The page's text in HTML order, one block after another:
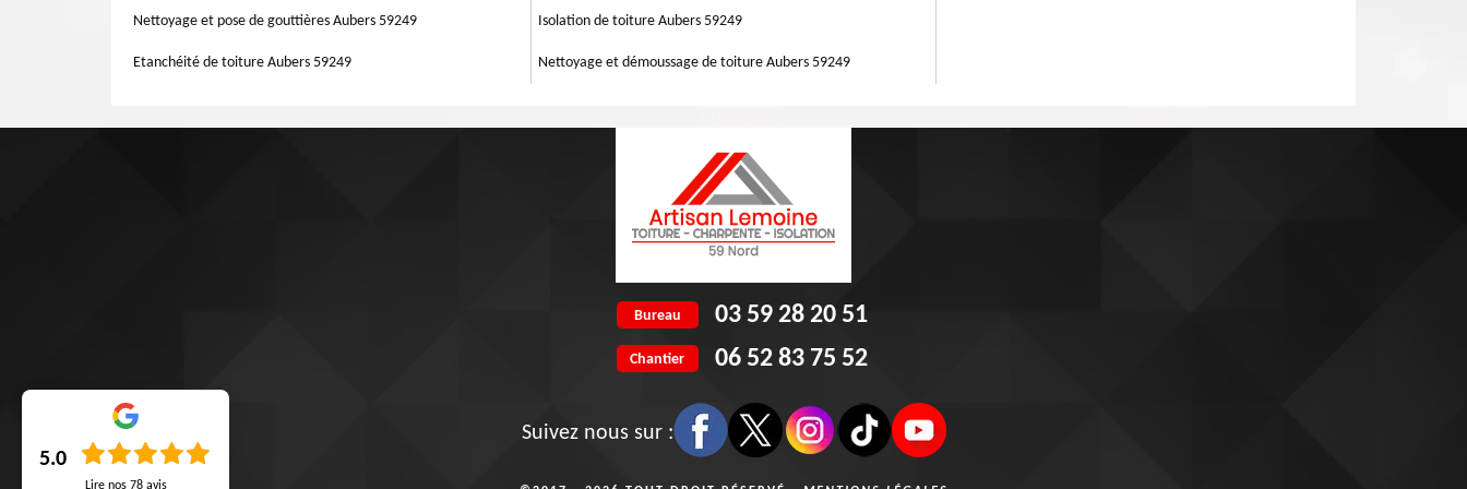
Nettoyage et pose de gouttières Aubers 59249
Etanchéité de toiture Aubers 59249
Isolation de toiture Aubers 59249
Nettoyage et démoussage de toiture Aubers 59249
Bureau 03 59 28 20 51
Chantier 06 52 83 75 52
Suivez nous sur :
5.0
Lire nos 78avis